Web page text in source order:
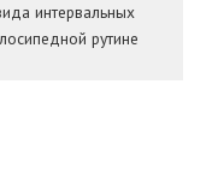
интервальных
рутине